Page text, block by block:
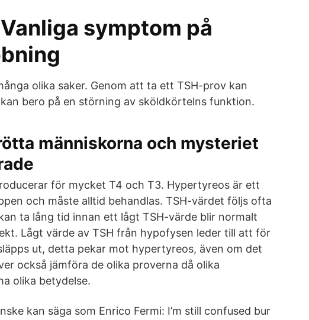
symptom på
olika saker. Genom att ta ett TSH-prov kan
bero på en störning av sköldkörtelns funktion.
människorna och mysteriet
för mycket T4 och T3. Hypertyreos är ett
och måste alltid behandlas. TSH-värdet följs ofta
ta lång tid innan ett lågt TSH-värde blir normalt
Lågt värde av TSH från hypofysen leder till att för
ut, detta pekar mot hypertyreos, även om det
också jämföra de olika proverna då olika
olika betydelse.
kan säga som Enrico Fermi: I’m still confused bur